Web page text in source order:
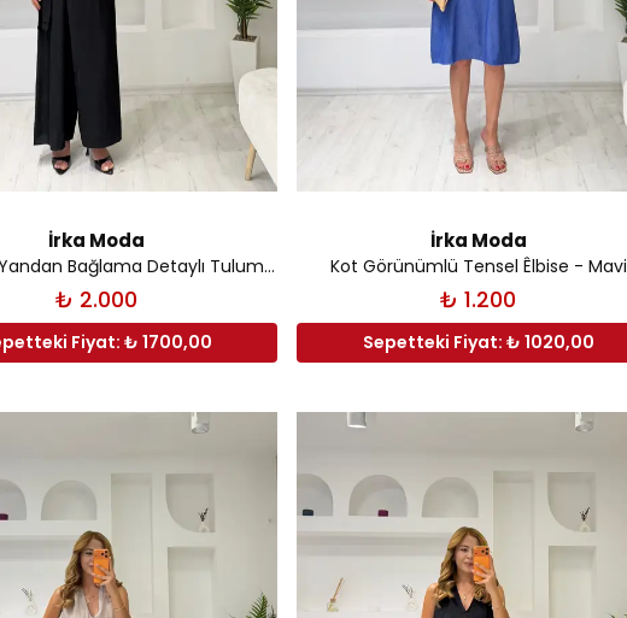
İrka Moda
Fermuarlı Yandan Bağlama Detaylı Tulum - Siyah
₺ 2.000
Fiyat: ₺ 1700,00
İrka Moda
Kot Görünümlü Tensel Êlbise - Mavi
₺ 1.200
Sepetteki Fiyat: ₺ 1020,00